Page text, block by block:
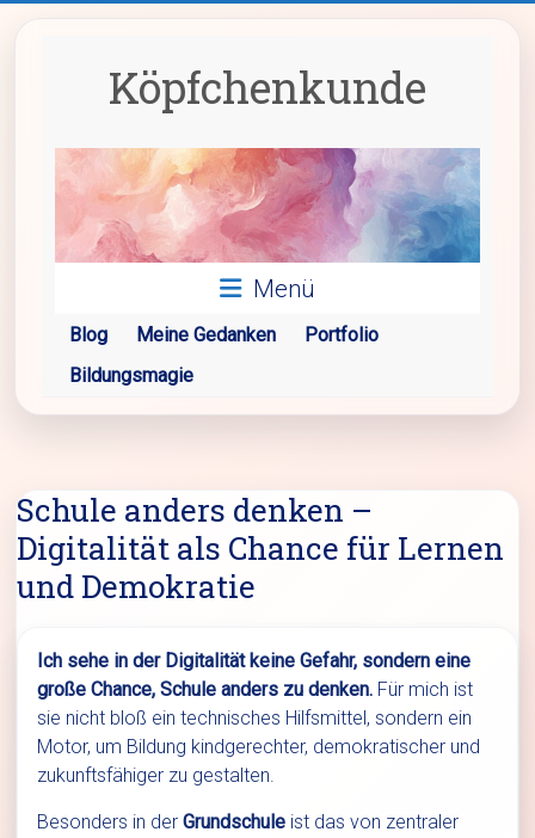
Köpfchenkunde
Menü
Blog Meine Gedanken
Portfolio
Bildungsmagie
Schule anders denken –
Digitalität als Chance für Lernen
und Demokratie
Ich sehe in der Digitalität keine Gefahr, sondern eine
große Chance, Schule anders zu denken. Für mich ist
sie nicht bloß ein technisches Hilfsmittel, sondern ein
Motor, um Bildung kindgerechter, demokratischer und
zukunftsfähiger zu gestalten.
Besonders in derGrundschule ist das von zentraler